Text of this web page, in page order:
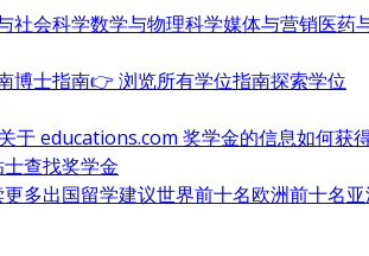
社会科学数学与物理科学媒体与营销医药
博士指南👉 浏览所有学位指南探索学位
于 educations.com 奖学金的信息如何获
查找奖学金
多出国留学建议世界前十名欧洲前十名